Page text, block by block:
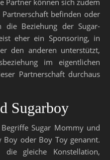
befinden oder
die Beziehung der Sugar-
eher ein Sponsoring, in
den anderen unterstützt,
im eigentlichen
Partnerschaft durchaus
Sugarboy
Sugar Mommy und
oder Boy Toy genannt.
gleiche Konstellation,